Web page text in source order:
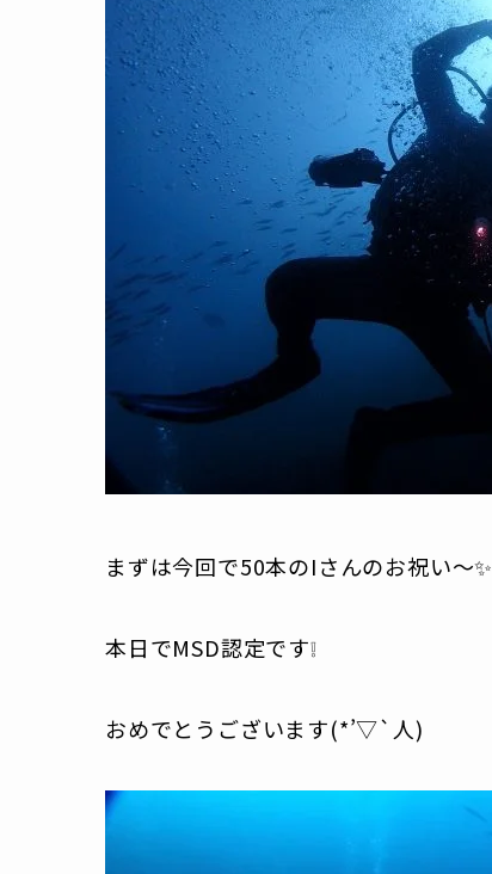
まずは今回で50本のIさんのお祝い～✨
本日でMSD認定です❕
おめでとうございます(*’▽`人)